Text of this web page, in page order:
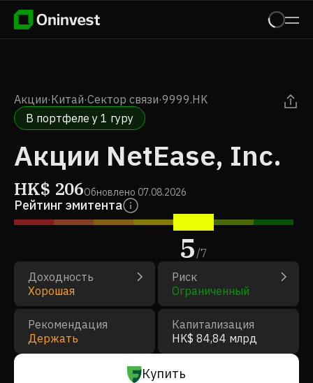
Акции·Китай·Сектор связи·9999.HK
В портфеле у 1 гуру
Акции NetEase, Inc.
HK$ 206Обновлено 07.08.2026
Рейтинг эмитента
5/7
Доходность
Хорошая
Риск
Ограниченный
Рекомендация
Держать
Капитализация
HK$ 84,84 млрд
Купить